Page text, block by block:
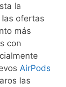
la
las ofertas
más
con
AirPods
las